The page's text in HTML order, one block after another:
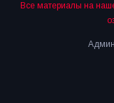
Все материалы на